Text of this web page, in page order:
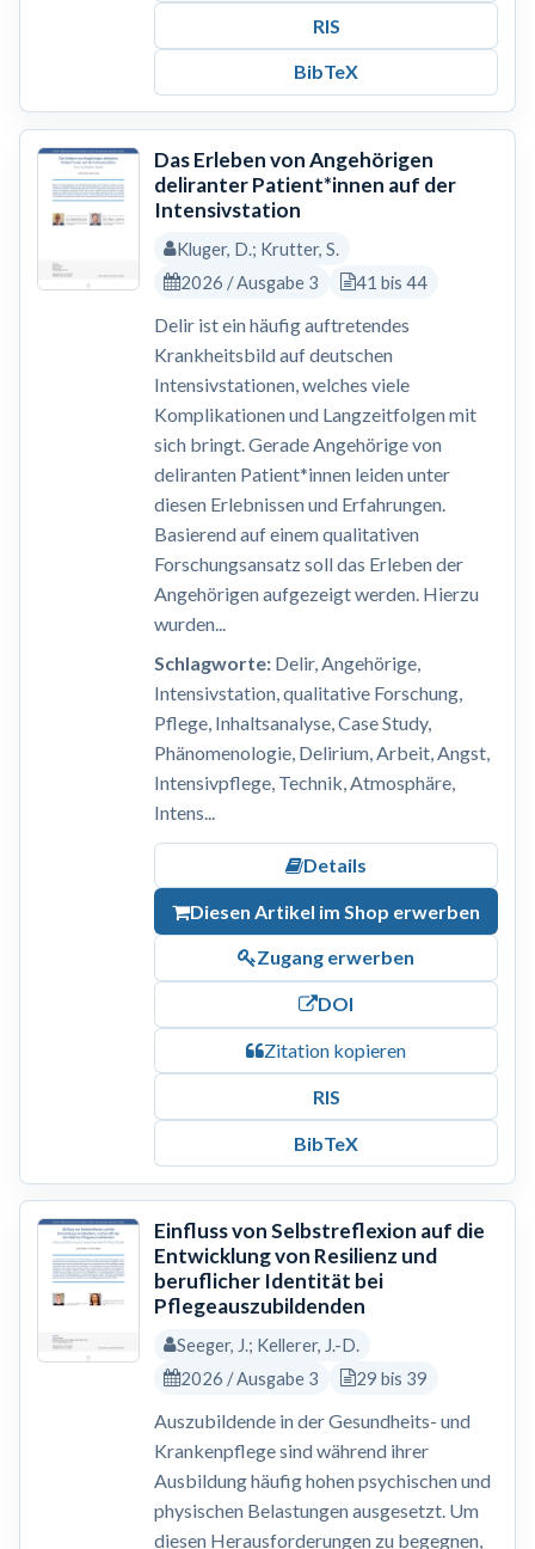
RIS
BibTeX
Das Erleben von Angehörigen
deliranter Patient*innen auf der
Intensivstation
Kluger, D.; Krutter, S.
2026 / Ausgabe 3
41 bis 44
Delir ist ein häufig auftretendes
Krankheitsbild auf deutschen
Intensivstationen, welches viele
Komplikationen und Langzeitfolgen mit
sich bringt. Gerade Angehörige von
deliranten Patient*innen leiden unter
diesen Erlebnissen und Erfahrungen.
Basierend auf einem qualitativen
Forschungsansatz soll das Erleben der
Angehörigen aufgezeigt werden. Hierzu
wurden...
Schlagworte:Delir, Angehörige,
Intensivstation, qualitative Forschung,
Pflege, Inhaltsanalyse, Case Study,
Phänomenologie, Delirium, Arbeit, Angst,
Intensivpflege, Technik, Atmosphäre,
Intens...
Details
Diesen Artikel im Shop erwerben
Zugang erwerben
DOI
Zitation kopieren
RIS
BibTeX
Einfluss von Selbstreflexion auf die
Entwicklung von Resilienz und
beruflicher Identität bei
Pflegeauszubildenden
Seeger, J.; Kellerer, J.-D.
2026 / Ausgabe 3
29 bis 39
Auszubildende in der Gesundheits- und
Krankenpflege sind während ihrer
Ausbildung häufig hohen psychischen und
physischen Belastungen ausgesetzt. Um
diesen Herausforderungen zu begegnen,